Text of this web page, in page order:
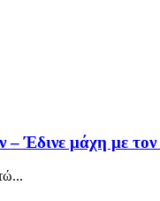
Έδινε μάχη με τον